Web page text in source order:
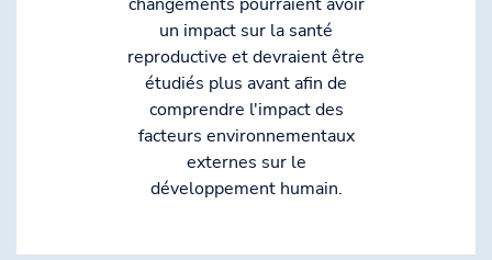
un impact sur la santé
reproductive et devraient être
étudiés plus avant afin de
comprendre l'impact des
facteurs environnementaux
externes sur le
développement humain.